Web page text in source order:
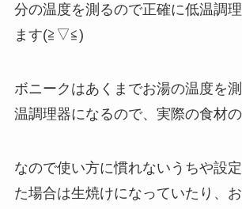
分の温度を測るので正確に低温調
ます(≧▽≦)
ボニークはあくまでお湯の温度を
温調理器になるので、実際の食材の
なので使い方に慣れないうちや設
た場合は生焼けになっていたり、